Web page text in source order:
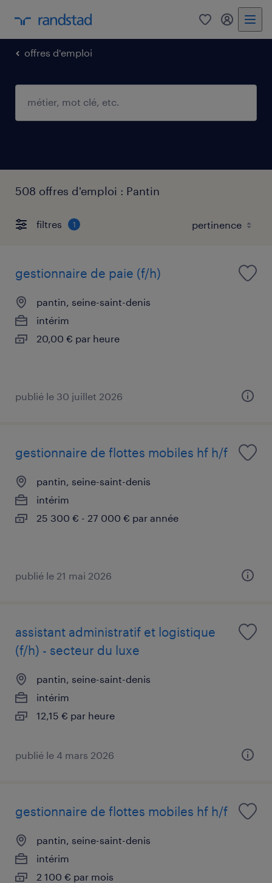
0 mon
offres d'emploi
508 offres d'emploi : Pantin
filtres 1
gestionnaire de paie (f/h)
pantin, seine-saint-denis
intérim
20,00 € par heure
publié le 30 juillet 2026
gestionnaire de flottes mobiles hf h/f
pantin, seine-saint-denis
intérim
25 300 € - 27 000 € par année
publié le 21 mai 2026
assistant administratif et logistique
(f/h) - secteur du luxe
pantin, seine-saint-denis
intérim
12,15 € par heure
publié le 4 mars 2026
gestionnaire de flottes mobiles hf h/f
pantin, seine-saint-denis
intérim
2 100 € par mois